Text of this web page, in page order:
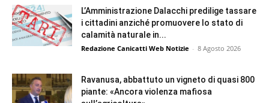
L’Amministrazione Dalacchi predilige tassare
i cittadini anziché promuovere lo stato di
calamità naturale in...
Redazione Canicatti Web Notizie - 8 Agosto 2026
Ravanusa, abbattuto un vigneto di quasi 800
piante: «Ancora violenza mafiosa